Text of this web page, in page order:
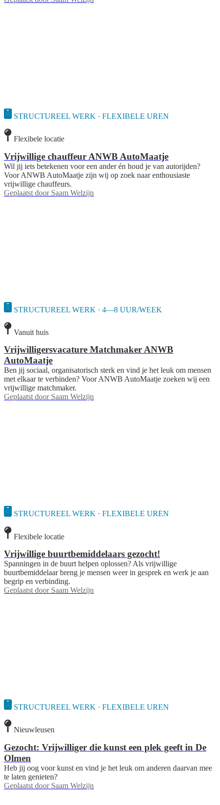
STRUCTUREEL WERK · FLEXIBELE UREN
Flexibele locatie
Vrijwillige chauffeur ANWB AutoMaatje
Wil jij iets betekenen voor een ander én houd je van autorijden?
Voor ANWB AutoMaatje zijn wij op zoek naar enthousiaste
vrijwillige chauffeurs.
Geplaatst door Saam Welzijn
STRUCTUREEL WERK · 4—8 UUR/WEEK
Vanuit huis
Vrijwilligersvacature Matchmaker ANWB
AutoMaatje
Ben jij sociaal, organisatorisch sterk en vind je het leuk om mensen
met elkaar te verbinden? Voor ANWB AutoMaatje zoeken wij een
vrijwillige matchmaker.
Geplaatst door Saam Welzijn
STRUCTUREEL WERK · FLEXIBELE UREN
Flexibele locatie
Vrijwillige buurtbemiddelaars gezocht!
Spanningen in de buurt helpen oplossen? Als vrijwillige
buurtbemiddelaar breng je mensen weer in gesprek en werk je aan
begrip en verbinding.
Geplaatst door Saam Welzijn
STRUCTUREEL WERK · FLEXIBELE UREN
Nieuwleusen
Gezocht: Vrijwilliger die kunst een plek geeft in De
Olmen
Heb jij oog voor kunst en vind je het leuk om anderen daarvan mee
te laten genieten?
Geplaatst door Saam Welzijn